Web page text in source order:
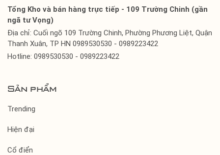
Tổng Kho và bán hàng trực tiếp - 109 Trường Chinh (gần
ngã tư Vọng)
Địa chỉ: Cuối ngõ 109 Trường Chinh, Phường Phương Liệt, Quận
Thanh Xuân, TP HN 0989530530 - 0989223422
Hotline: 0989530530 - 0989223422
Sản phẩm
Trending
Hiện đại
Cổ điển